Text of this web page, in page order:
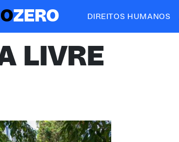
ZERO DIREITOS HUMANOS
LIVRE